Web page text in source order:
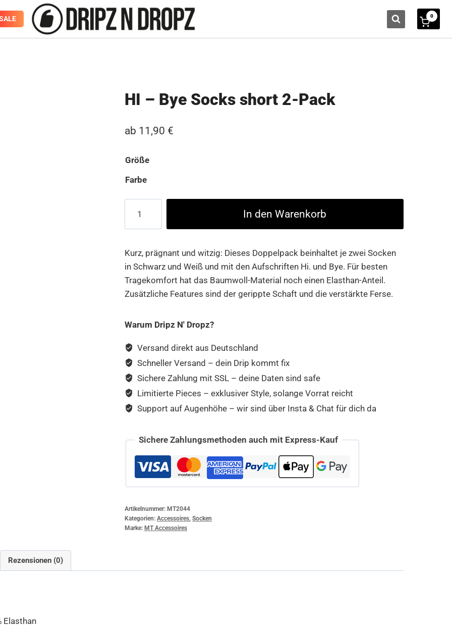
0
HI – Bye Socks short 2-Pack
ab 11,90 €
Größe
Farbe
Bye
short
2-
Pack
Menge
In den Warenkorb
Kurz, prägnant und witzig: Dieses Doppelpack beinhaltet je zwei Socken
in Schwarz und Weiß und mit den Aufschriften Hi. und Bye. Für besten
Tragekomfort hat das Baumwoll-Material noch einen Elasthan-Anteil.
Zusätzliche Features sind der gerippte Schaft und die verstärkte Ferse.
Warum Dripz N' Dropz?
Versand direkt aus Deutschland
Schneller Versand – dein Drip kommt fix
Sichere Zahlung mit SSL – deine Daten sind safe
Limitierte Pieces – exklusiver Style, solange Vorrat reicht
Support auf Augenhöhe – wir sind über Insta & Chat für dich da
Sichere Zahlungsmethoden auch mit Express-Kauf
Artikelnummer:MT2044
Kategorien:Accessoires ,Socken
Marke:MT Accessoires
Rezensionen (0)
Elasthan